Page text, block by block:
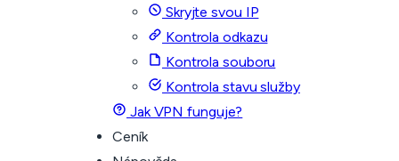
Skryjte svou IP
Kontrola odkazu
Kontrola souboru
Kontrola stavu služby
Jak VPN funguje?
Ceník